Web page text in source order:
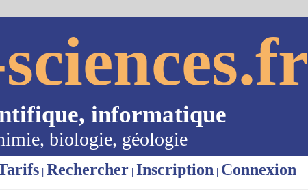
informatique
biologie, géologie
| Rechercher | Inscription | Connexion